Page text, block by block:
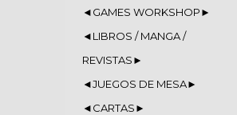
◄GAMES WORKSHOP►
◄LIBROS / MANGA /
REVISTAS►
◄JUEGOS DE MESA►
◄CARTAS►